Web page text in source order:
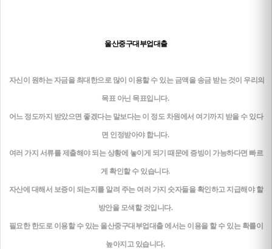
울산중구대부업대출
자신이 원하는 자금을 최대한으로 많이 이용할 수 있는 금액을 송금 받는 것이 우리의
목표 아닌 목표입니다.
어느 정도까지 받았으면 좋겠다는 말보다는 이 정도 차원에서 여기까지 받을 수 있다
면 인정받아야 합니다.
여러 가지 서류를 제출해야 되는 상황에 놓이게 되기 때문에 증빙이 가능하다면 빠르
게 확인할 수 있습니다.
자산에 대해서 보증이 되는지를 알려 주는 여러 가지 숫자들을 확인하고 지급해야 할
방안을 모색할 것입니다.
필요한 한도로 이용할 수 있는 울산중구대부업대출 에서는 이용을 할 수 있는 확률이
높아지고 있습니다.